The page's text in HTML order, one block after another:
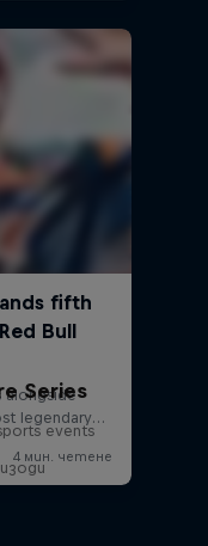
Series
events